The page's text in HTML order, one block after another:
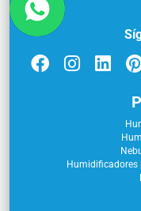
Humidificadores